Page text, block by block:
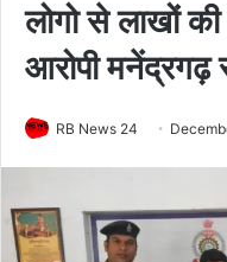
लोगो से लाखों
आरोपी मनेंद्रगढ़
RB News 24